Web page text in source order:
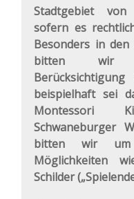
Stadtgebiet von
sofern es
Besonders in
bitten wir
beispielhaft sei
Montessori
Schwaneburger
bitten wir um
Möglichkeiten
Schilder